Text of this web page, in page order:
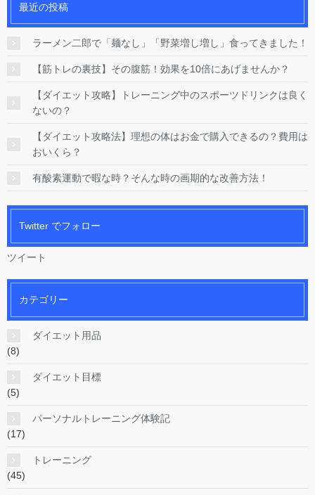
最近の投稿
ラーメン二郎で「麺なし」「野菜増し増し」食ってきました！
【筋トレの裏技】その腹筋！効果を10倍にあげませんか？
【ダイエット攻略】トレーニング中のスポーツドリンクは良く
ないの？
【ダイエット攻略法】理想の体はお金で購入できるの？費用は
おいくら？
有酸素運動で暇な時？そんな時の画期的な改善方法！
Twitter でフォロー
ツイート
カテゴリー
ダイエット用品
(8)
ダイエット目標
(5)
パーソナルトレーニング体験記
(17)
トレーニング
(45)